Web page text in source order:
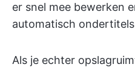
er snel mee bewerken
automatisch
Als je echter